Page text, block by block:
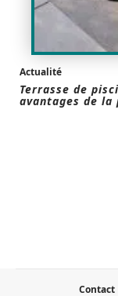
Actualité
Terrasse de
avantages de la
Contact